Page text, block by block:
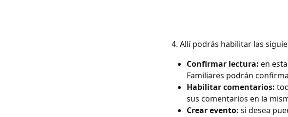
4. Allí podrás habilitar las
Confirmar lectura: en
Familiares podrán
Habilitar comentarios:
sus comentarios en la
Crear evento: si desea